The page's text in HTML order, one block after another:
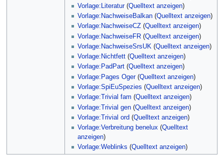
Vorlage:Literatur(Quelltext anzeigen)
Vorlage:NachweiseBalkan (Quelltext anzeigen)
Vorlage:NachweiseCZ (Quelltext anzeigen)
Vorlage:NachweiseFR (Quelltext anzeigen)
Vorlage:NachweiseSrsUK (Quelltext anzeigen)
Vorlage:Nichtfett (Quelltext anzeigen)
Vorlage:PadPart (Quelltext anzeigen)
Vorlage:Pages Oger(Quelltext anzeigen)
Vorlage:SpiEuSpezies (Quelltext anzeigen)
Vorlage:Trivial fam (Quelltext anzeigen)
Vorlage:Trivial gen (Quelltext anzeigen)
Vorlage:Trivial ord (Quelltext anzeigen)
Vorlage:Verbreitung benelux (Quelltext
anzeigen)
Vorlage:Weblinks (Quelltext anzeigen)